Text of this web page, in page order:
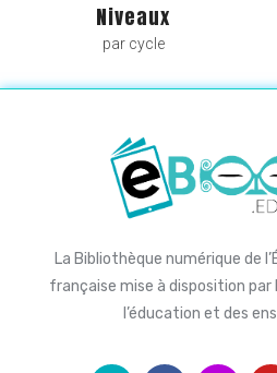
Niveaux
par cycle
La Bibliothèque numérique de
française mise à disposition par
l’éducation et des